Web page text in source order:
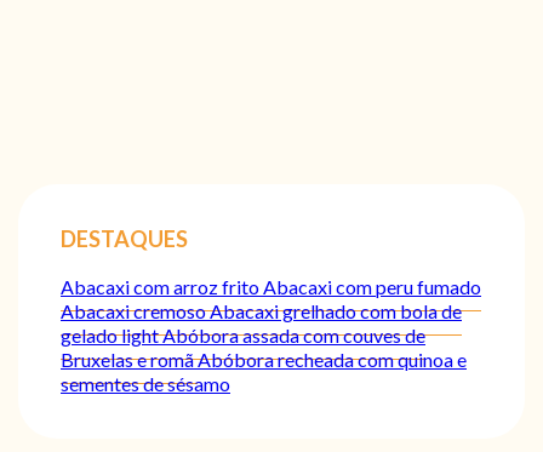
DESTAQUES
Abacaxi com arroz frito Abacaxi com peru fumado
Abacaxi cremosoAbacaxi grelhado com bola de
gelado lightAbóbora assada com couves de
Bruxelas e romãAbóbora recheada com quinoa e
sementes de sésamo